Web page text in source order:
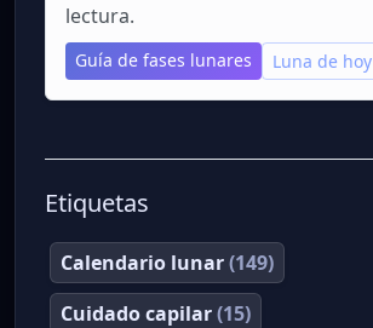
lectura.
Guía de fases lunares Luna de hoy
Etiquetas
Calendario lunar(149)
Cuidado capilar(15)